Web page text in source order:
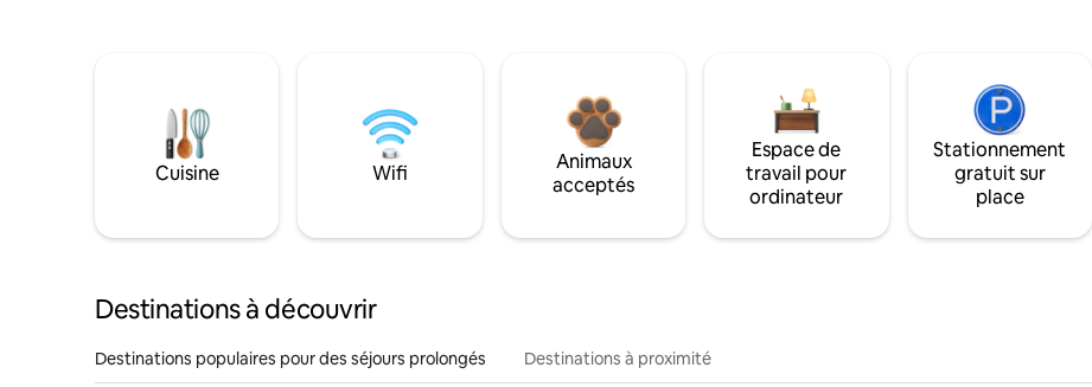
Cuisine Wifi
Animaux
acceptés
Espace de
travail pour
ordinateur
Stationnement
gratuit sur
place
Destinations à découvrir
Destinations populaires pour des séjours prolongés Destinations à proximité